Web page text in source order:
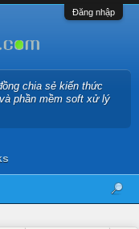
Đăng nhập
chia sẻ kiến thức
phần mềm soft xử lý